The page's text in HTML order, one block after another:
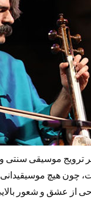
ترویج موسیقی سنتی و
چون هیچ
از عشق و شعور